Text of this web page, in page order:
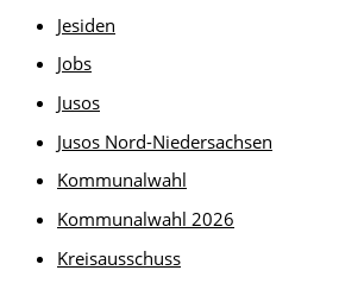
Jesiden
Jobs
Jusos
Jusos Nord-Niedersachsen
Kommunalwahl
Kommunalwahl 2026
Kreisausschuss